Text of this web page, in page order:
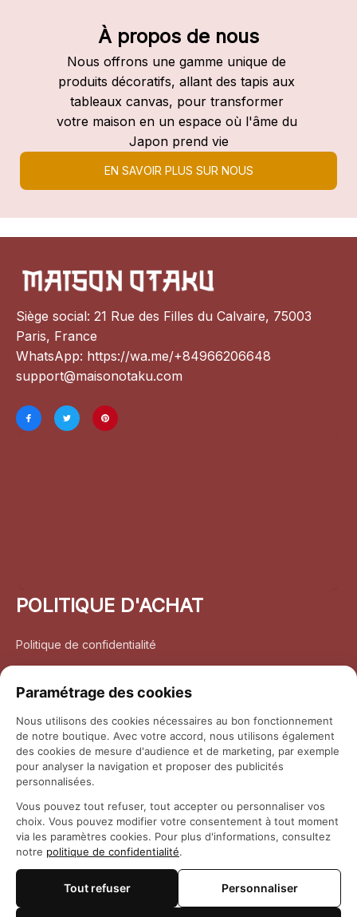
À propos de nous
Nous offrons une gamme unique de
produits décoratifs, allant des tapis aux
tableaux canvas, pour transformer
votre maison en un espace où l'âme du
Japon prend vie
EN SAVOIR PLUS SUR NOUS
Siège social: 21 Rue des Filles du Calvaire, 75003
Paris, France
WhatsApp: https://wa.me/+84966206648
support@maisonotaku.com
POLITIQUE D'ACHAT
Politique de confidentialité
Politique de retour et remboursement
Coordonnées
Questions fréquemment posées
© 2026 Maison Otaku
Paramétrage des cookies
Nous utilisons des cookies nécessaires au bon fonctionnement
de notre boutique. Avec votre accord, nous utilisons également
des cookies de mesure d'audience et de marketing, par exemple
pour analyser la navigation et proposer des publicités
personnalisées.
Vous pouvez tout refuser, tout accepter ou personnaliser vos
choix. Vous pouvez modifier votre consentement à tout moment
via les paramètres cookies. Pour plus d'informations, consultez
notre politique de confidentialité.
Tout refuser Personnaliser